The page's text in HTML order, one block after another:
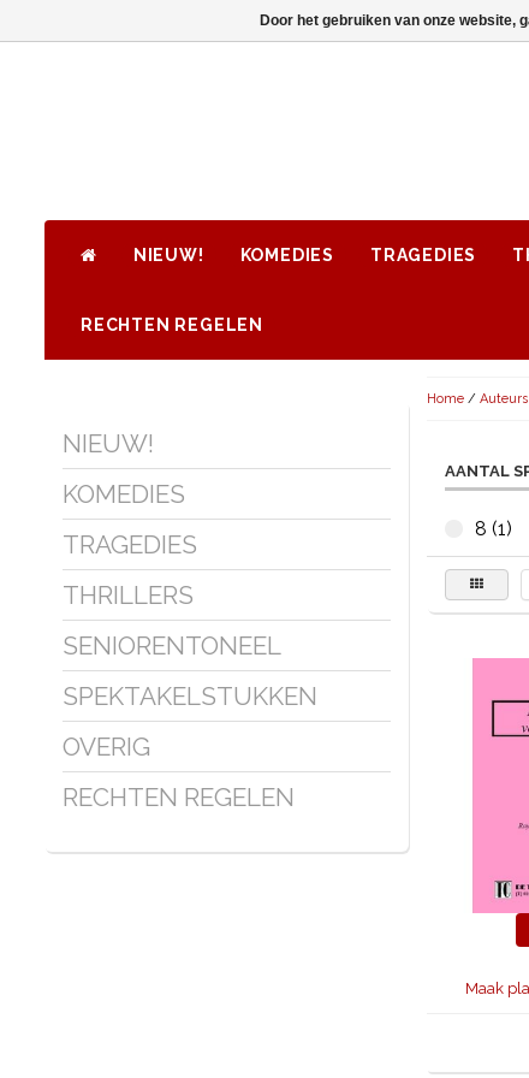
NIEUW! KOMEDIES TRAGEDIES
RECHTEN REGELEN
NIEUW!
KOMEDIES
TRAGEDIES
THRILLERS
SENIORENTONEEL
SPEKTAKELSTUKKEN
OVERIG
RECHTEN REGELEN
Home/ Auteurs
AANTAL
8 (1)
Maak
Door het gebruiken van onze website,